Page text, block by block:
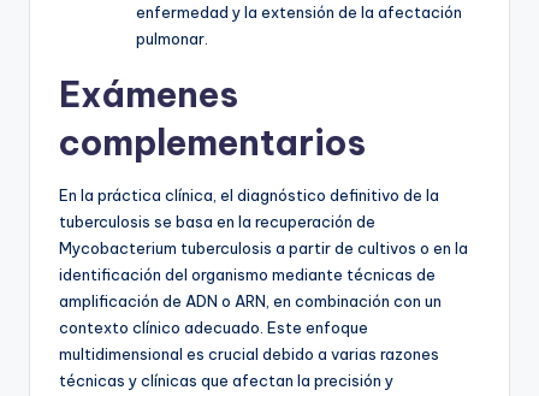
enfermedad y la extensión de la afectación
pulmonar.
Exámenes
complementarios
En la práctica clínica, el diagnóstico definitivo de la
tuberculosis se basa en la recuperación de
Mycobacterium tuberculosis a partir de cultivos o en la
identificación del organismo mediante técnicas de
amplificación de ADN o ARN, en combinación con un
contexto clínico adecuado. Este enfoque
multidimensional es crucial debido a varias razones
técnicas y clínicas que afectan la precisión y